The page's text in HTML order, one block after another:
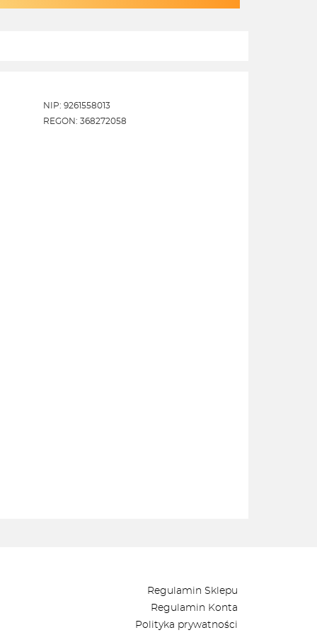
NIP: 9261558013
REGON: 368272058
Regulamin Sklepu
Regulamin Konta
Polityka prywatności